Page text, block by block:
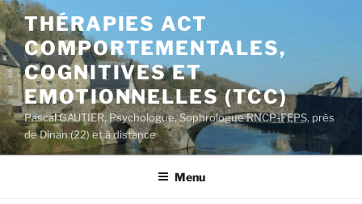
Aller
au
contenu
principal
THÉRAPIES ACT
COMPORTEMENTALES,
COGNITIVES ET
EMOTIONNELLES (TCC)
Pascal GAUTIER, Psychologue, Sophrologue RNCP-FEPS, près
de Dinan (22) et à distance
Menu